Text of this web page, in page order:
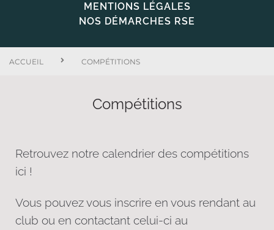
MENTIONS LÉGALES
NOS DÉMARCHES RSE
ACCUEIL COMPÉTITIONS
Compétitions
Retrouvez notre calendrier des compétitions
ici !
Vous pouvez vous inscrire en vous rendant au
club ou en contactant celui-ci au